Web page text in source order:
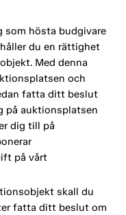
som hösta budgivare
du en rättighet
Med denna
och
fatta ditt beslut
på auktionsplatsen
dig till på
på vårt
skall du
fatta ditt beslut om